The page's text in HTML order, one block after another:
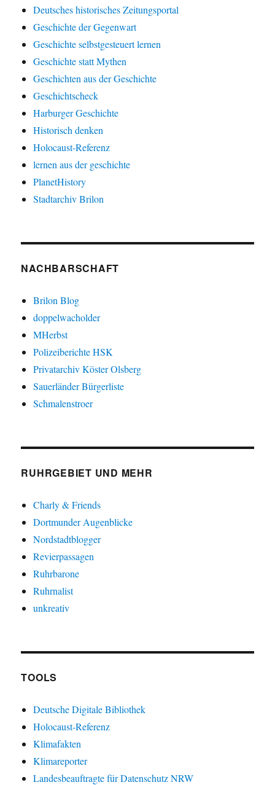
Deutsches historisches Zeitungsportal
Geschichte der Gegenwart
Geschichte selbstgesteuert lernen
Geschichte statt Mythen
Geschichten aus der Geschichte
Geschichtscheck
Harburger Geschichte
Historisch denken
Holocaust-Referenz
lernen aus der geschichte
PlanetHistory
Stadtarchiv Brilon
NACHBARSCHAFT
Brilon Blog
doppelwacholder
MHerbst
Polizeiberichte HSK
Privatarchiv Köster Olsberg
Sauerländer Bürgerliste
Schmalenstroer
RUHRGEBIET UND MEHR
Charly & Friends
Dortmunder Augenblicke
Nordstadtblogger
Revierpassagen
Ruhrbarone
Ruhrnalist
unkreativ
TOOLS
Deutsche Digitale Bibliothek
Holocaust-Referenz
Klimafakten
Klimareporter
Landesbeauftragte für Datenschutz NRW